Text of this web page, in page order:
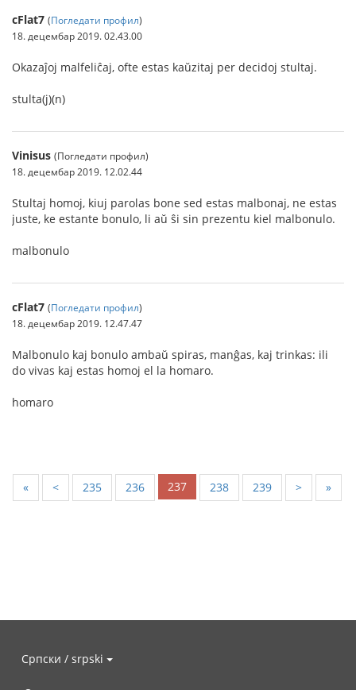
cFlat7 (Погледати профил)
18. децембар 2019. 02.43.00
Okazaĵoj malfeliĉaj, ofte estas kaŭzitaj per decidoj stultaj.
stulta(j)(n)
Vinisus (Погледати профил)
18. децембар 2019. 12.02.44
Stultaj homoj, kiuj parolas bone sed estas malbonaj, ne estas
juste, ke estante bonulo, li aŭ ŝi sin prezentu kiel malbonulo.
malbonulo
cFlat7 (Погледати профил)
18. децембар 2019. 12.47.47
Malbonulo kaj bonulo ambaŭ spiras, manĝas, kaj trinkas: ili
do vivas kaj estas homoj el la homaro.
homaro
« < 235 236 237 238 239 > »
Српски / srpski